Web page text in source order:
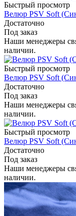
Быстрый просмотр
Велюр PSV Soft
Достаточно
Под заказ
Наши менеджеры
наличии.
Быстрый просмотр
Велюр PSV Soft
Достаточно
Под заказ
Наши менеджеры
наличии.
Быстрый просмотр
Велюр PSV Soft
Достаточно
Под заказ
Наши менеджеры
наличии.